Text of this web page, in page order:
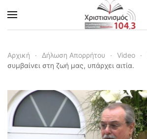
Skip to main content
Αρχική Δήλωση Απορρήτου Video
συμβαίνει στη ζωή μας, υπάρχει αιτία.